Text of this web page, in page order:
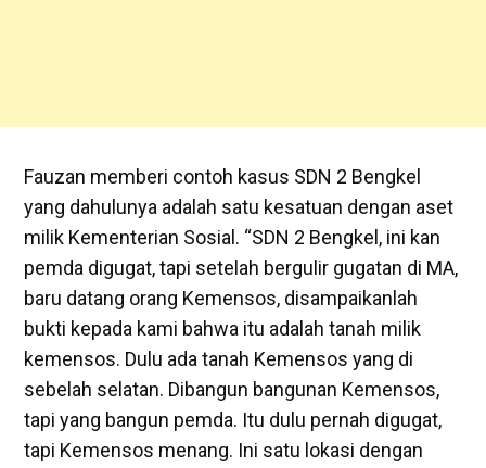
Fauzan memberi contoh kasus SDN 2 Bengkel
yang dahulunya adalah satu kesatuan dengan aset
milik Kementerian Sosial. “SDN 2 Bengkel, ini kan
pemda digugat, tapi setelah bergulir gugatan di MA,
baru datang orang Kemensos, disampaikanlah
bukti kepada kami bahwa itu adalah tanah milik
kemensos. Dulu ada tanah Kemensos yang di
sebelah selatan. Dibangun bangunan Kemensos,
tapi yang bangun pemda. Itu dulu pernah digugat,
tapi Kemensos menang. Ini satu lokasi dengan